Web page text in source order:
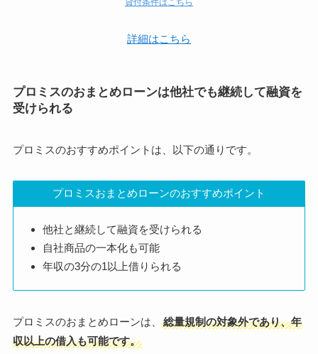
貸付条件はこちら
詳細はこちら
プロミスのおまとめローンは他社でも継続して融資を
受けられる
プロミスのおすすめポイントは、以下の通りです。
プロミスおまとめローンのおすすめポイント
他社と継続して融資を受けられる
自社商品の一本化も可能
年収の3分の1以上借りられる
プロミスのおまとめローンは、
総量規制の対象外であり、年
収以上の借入も可能です。